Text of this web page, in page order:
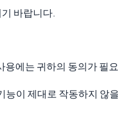
바랍니다.
에는 귀하의 동의가 필
이 제대로 작동하지 않